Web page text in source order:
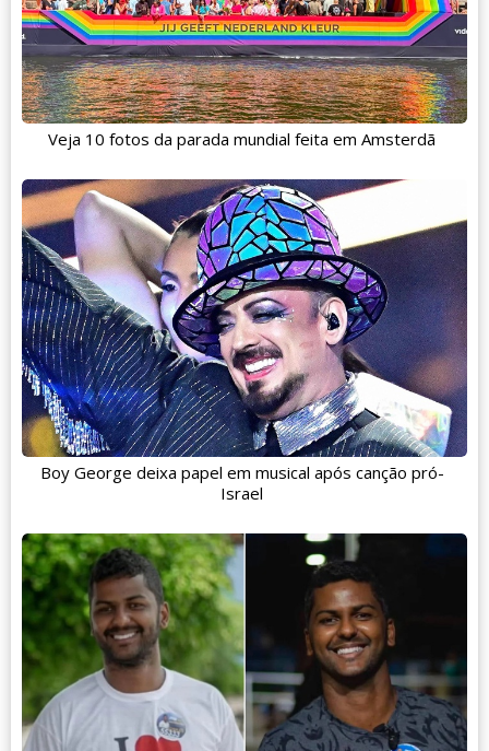
Veja 10 fotos da parada mundial feita em Amsterdã
Boy George deixa papel em musical após canção pró-
Israel